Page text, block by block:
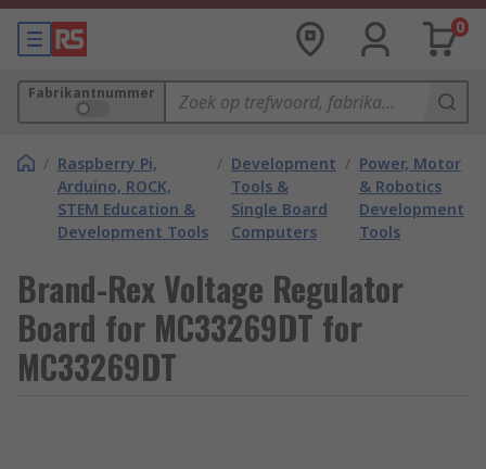
0
Fabrikantnummer
/ Raspberry Pi,
Arduino, ROCK,
STEM Education &
Development Tools
/ Development
Tools &
Single Board
Computers
/ Power, Motor
& Robotics
Development
Tools
Brand-Rex Voltage Regulator
Board for MC33269DT for
MC33269DT